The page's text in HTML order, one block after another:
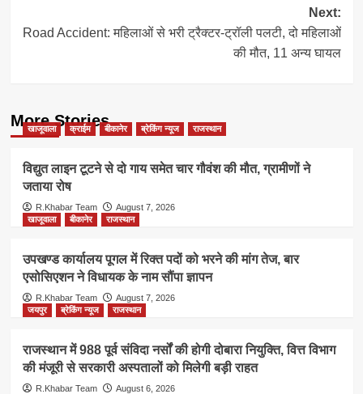
Next:
Road Accident: महिलाओं से भरी ट्रैक्टर-ट्रॉली पलटी, दो महिलाओं
की मौत, 11 अन्य घायल
More Stories
खाजूवाला क्राईम बीकानेर ब्रेकिंग न्यूज राजस्थान
विद्युत लाइन टूटने से दो गाय समेत चार गौवंश की मौत, ग्रामीणों ने
जताया रोष
R.Khabar Team
August 7, 2026
खाजूवाला
बीकानेर राजस्थान
उपखण्ड कार्यालय पूगल में रिक्त पदों को भरने की मांग तेज, बार
एसोसिएशन ने विधायक के नाम सौंपा ज्ञापन
R.Khabar Team
August 7, 2026
जयपुर
ब्रेकिंग न्यूज राजस्थान
राजस्थान में 988 पूर्व संविदा नर्सों की होगी दोबारा नियुक्ति, वित्त विभाग
की मंजूरी से सरकारी अस्पतालों को मिलेगी बड़ी राहत
R.Khabar Team August 6, 2026